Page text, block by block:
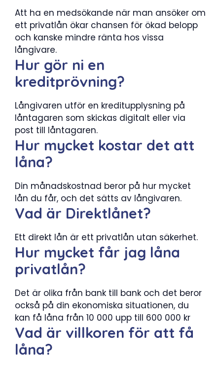
Att ha en medsökande när man ansöker om
ett privatlån ökar chansen för ökad belopp
och kanske mindre ränta hos vissa
långivare.
Hur gör ni en
kreditprövning?
Långivaren utför en kreditupplysning på
låntagaren som skickas digitalt eller via
post till låntagaren.
Hur mycket kostar det att
låna?
Din månadskostnad beror på hur mycket
lån du får, och det sätts av långivaren.
Vad är Direktlånet?
Ett direkt lån är ett privatlån utan säkerhet.
Hur mycket får jag låna
privatlån?
Det är olika från bank till bank och det beror
också på din ekonomiska situationen, du
kan få låna från 10 000 upp till 600 000 kr
Vad är villkoren för att få
låna?